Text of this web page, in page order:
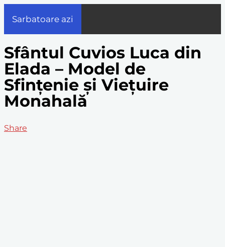
Sarbatoare azi
Sfântul Cuvios Luca din
Elada – Model de
Sfințenie și Viețuire
Monahală
Share